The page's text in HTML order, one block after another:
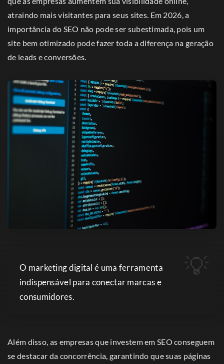
atraindo mais visitantes para seus sites. Em 2026, a
importância do SEO não pode ser subestimada, pois um
site bem otimizado pode fazer toda a diferença na geração
de leads e conversões.
O marketing digital é uma ferramenta
indispensável para conectar marcas e
consumidores.
Além disso, as empresas que investem em SEO conseguem
se destacar da concorrência, garantindo que suas páginas